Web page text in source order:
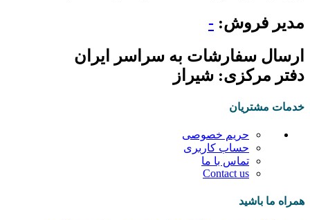
مدیر فروش: -
ارسال سفارشات به سراسر ایران
دفتر مرکزی: شیراز
خدمات مشتریان
حریم خصوصی
حساب کاربری
تماس با ما
Contact us
همراه ما باشید